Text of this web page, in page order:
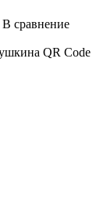
В сравнение